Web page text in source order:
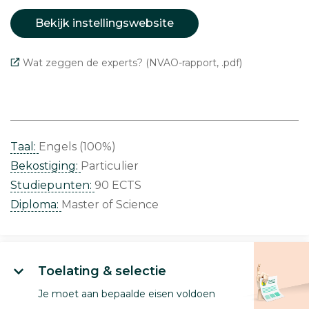
Bekijk instellingswebsite
Wat zeggen de experts? (NVAO-rapport, .pdf)
Taal: Engels (100%)
Bekostiging: Particulier
Studiepunten: 90 ECTS
Diploma: Master of Science
Toelating & selectie
Je moet aan bepaalde eisen voldoen